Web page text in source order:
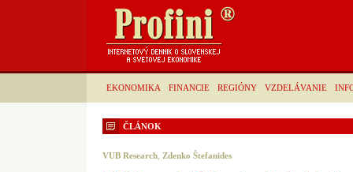
EKONOMIKA FINANCIE REGIÓNY VZDELÁVANIE
ČLÁNOK
VUB Research Zdenko Štefanides